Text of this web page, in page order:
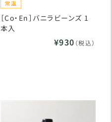
［Co・En］バニラビーンズ 1
本入
¥930 （税込）